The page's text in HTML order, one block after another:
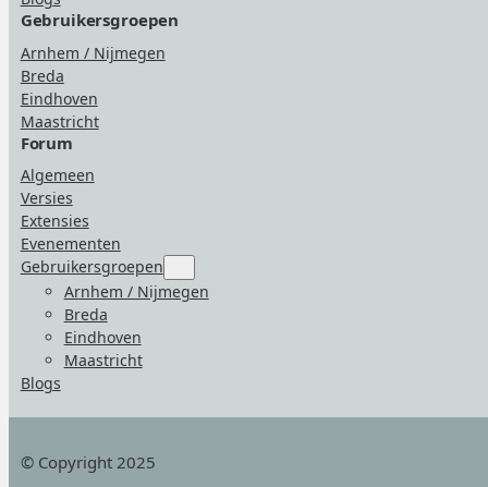
Gebruikersgroepen
Arnhem / Nijmegen
Breda
Eindhoven
Maastricht
Forum
Algemeen
Versies
Extensies
Evenementen
Gebruikersgroepen
for
“Gebruikersgroepen”
Arnhem / Nijmegen
Breda
Eindhoven
Maastricht
Blogs
© Copyright 2025